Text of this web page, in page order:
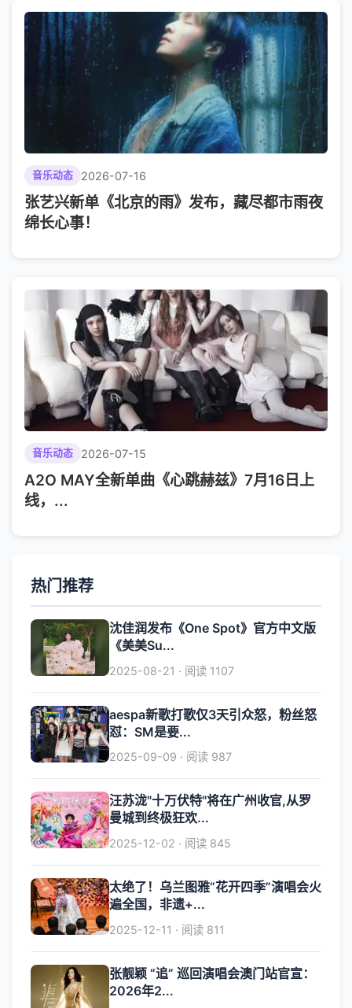
音乐动态 2026-07-16
张艺兴新单《北京的雨》发布，藏尽都市雨夜
绵长心事！
音乐动态 2026-07-15
A2O MAY全新单曲《心跳赫兹》7月16日上
线，...
热门推荐
沈佳润发布《One Spot》官方中文版
《美美Su...
2025-08-21 · 阅读 1107
aespa新歌打歌仅3天引众怒，粉丝怒
怼：SM是要...
2025-09-09 · 阅读 987
汪苏泷"十万伏特"将在广州收官,从罗
曼城到终极狂欢...
2025-12-02 · 阅读 845
太绝了！乌兰图雅“花开四季”演唱会火
遍全国，非遗+...
2025-12-11 · 阅读 811
张靓颖 “追” 巡回演唱会澳门站官宣：
2026年2...